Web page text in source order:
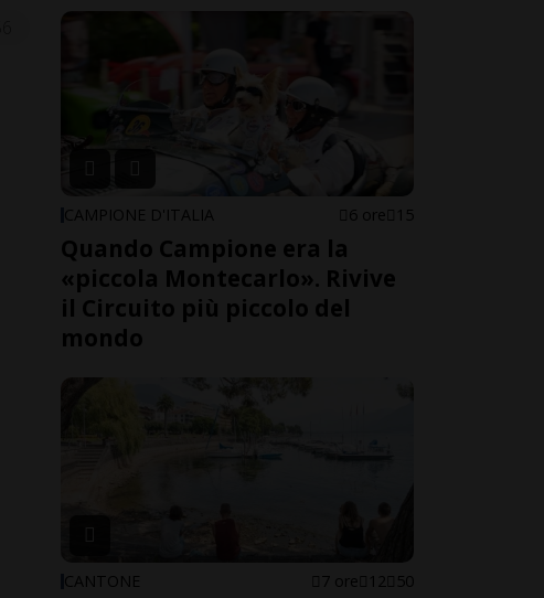
CAMPIONE D'ITALIA 6 ore 15
Quando Campione era la
«piccola Montecarlo». Rivive
il Circuito più piccolo del
mondo
CANTONE 7 ore 12 50